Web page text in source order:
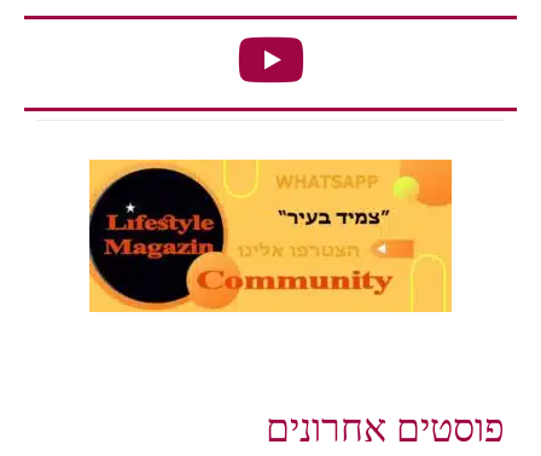
פוסטים אחרונים